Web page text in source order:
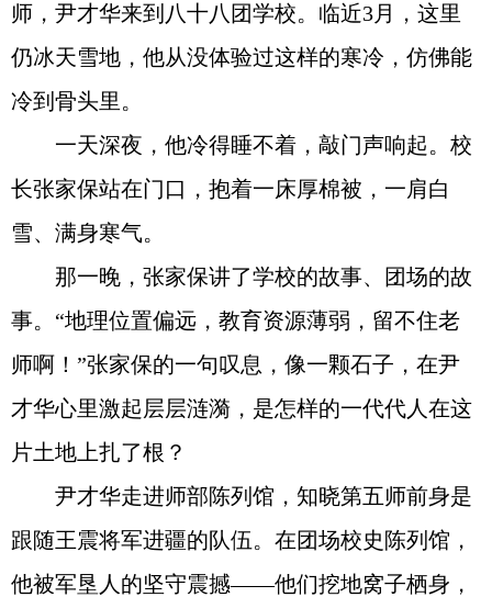
师，尹才华来到八十八团学校。临近3月，这里
仍冰天雪地，他从没体验过这样的寒冷，仿佛能
冷到骨头里。
一天深夜，他冷得睡不着，敲门声响起。校
长张家保站在门口，抱着一床厚棉被，一肩白
雪、满身寒气。
那一晚，张家保讲了学校的故事、团场的故
事。“地理位置偏远，教育资源薄弱，留不住老
师啊！”张家保的一句叹息，像一颗石子，在尹
才华心里激起层层涟漪，是怎样的一代代人在这
片土地上扎了根？
尹才华走进师部陈列馆，知晓第五师前身是
跟随王震将军进疆的队伍。在团场校史陈列馆，
他被军垦人的坚守震撼——他们挖地窝子栖身，